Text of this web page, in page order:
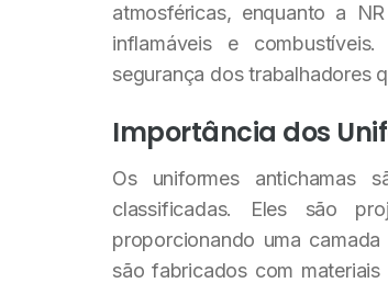
atmosféricas, enquanto a
inflamáveis e
segurança dos trabalhadores
Importância dos
Os uniformes antichamas
classificadas. Eles são
proporcionando uma
são fabricados com